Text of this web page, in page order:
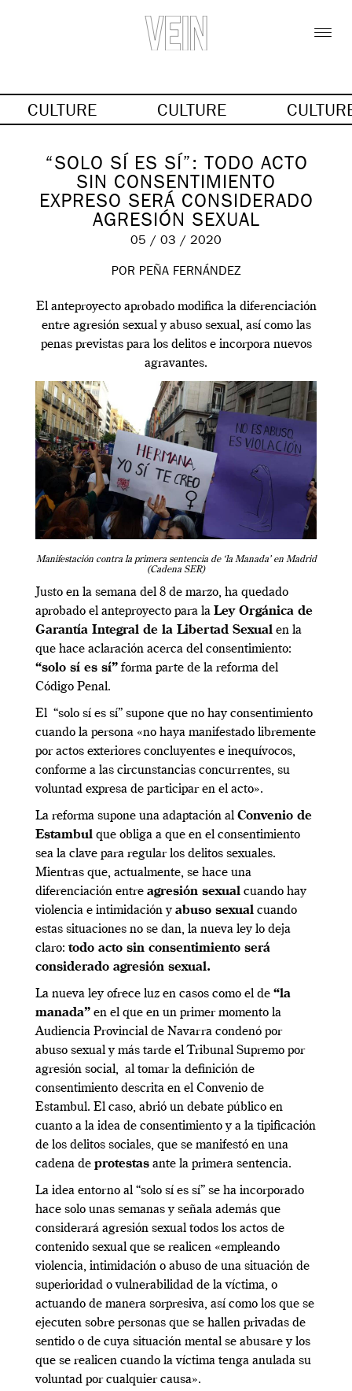
CULTURE CULTURE
“SOLO SÍ ES SÍ”: TODO ACTO
SIN CONSENTIMIENTO
EXPRESO SERÁ CONSIDERADO
AGRESIÓN SEXUAL
05 / 03 / 2020
POR PEÑA FERNÁNDEZ
El anteproyecto aprobado modifica la diferenciación
entre agresión sexual y abuso sexual, así como las
penas previstas para los delitos e incorpora nuevos
agravantes.
Manifestación contra la primera sentencia de ‘la Manada’ en Madrid
(Cadena SER)
Justo en la semana del 8 de marzo, ha quedado
aprobado el anteproyecto para la Ley Orgánica de
Garantía Integral de la Libertad Sexual en la
que hace aclaración acerca del consentimiento:
“solo sí es sí” forma parte de la reforma del
Código Penal.
El “solo sí es sí” supone que no hay consentimiento
cuando la persona «no haya manifestado libremente
por actos exteriores concluyentes e inequívocos,
conforme a las circunstancias concurrentes, su
voluntad expresa de participar en el acto».
La reforma supone una adaptación al Convenio de
Estambul que obliga a que en el consentimiento
sea la clave para regular los delitos sexuales.
Mientras que, actualmente, se hace una
diferenciación entre agresión sexual cuando hay
violencia e intimidación yabuso sexual cuando
estas situaciones no se dan, la nueva ley lo deja
claro: todo acto sin consentimiento será
considerado agresión sexual.
La nueva ley ofrece luz en casos como el de “la
manada” en el que en un primer momento la
Audiencia Provincial de Navarra condenó por
abuso sexual y más tarde el Tribunal Supremo por
agresión social, al tomar la definición de
consentimiento descrita en el Convenio de
Estambul. El caso, abrió un debate público en
cuanto a la idea de consentimiento y a la tipificación
de los delitos sociales, que se manifestó en una
cadena de protestas ante la primera sentencia.
La idea entorno al “solo sí es sí” se ha incorporado
hace solo unas semanas y señala además que
considerará agresión sexual todos los actos de
contenido sexual que se realicen «empleando
violencia, intimidación o abuso de una situación de
superioridad o vulnerabilidad de la víctima, o
actuando de manera sorpresiva, así como los que se
ejecuten sobre personas que se hallen privadas de
sentido o de cuya situación mental se abusare y los
que se realicen cuando la víctima tenga anulada su
voluntad por cualquier causa».